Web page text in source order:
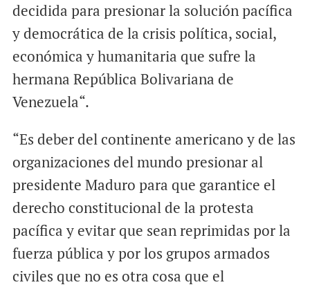
decidida para presionar la solución pacífica
y democrática de la crisis política, social,
económica y humanitaria que sufre la
hermana República Bolivariana de
Venezuela“.
“Es deber del continente americano y de las
organizaciones del mundo presionar al
presidente Maduro para que garantice el
derecho constitucional de la protesta
pacífica y evitar que sean reprimidas por la
fuerza pública y por los grupos armados
civiles que no es otra cosa que el